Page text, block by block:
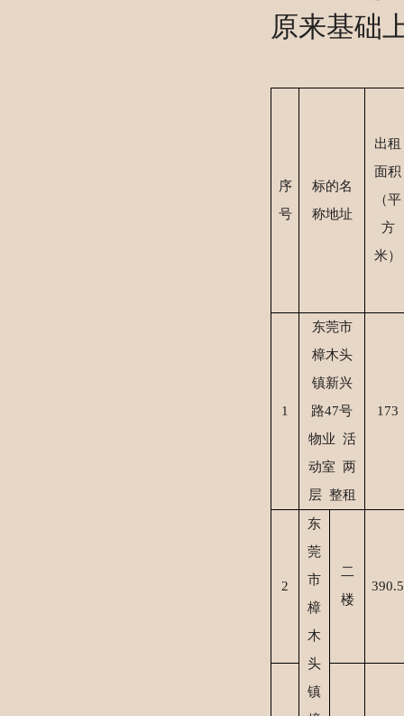
原来基础
序
号
标的名
称地址
出租
面积
（平
方
米）
1
东莞市
樟木头
镇新兴
路47号
物业 活
动室 两
层 整租
173
2
东
莞
市
樟
木
头
镇
二
楼
390.5